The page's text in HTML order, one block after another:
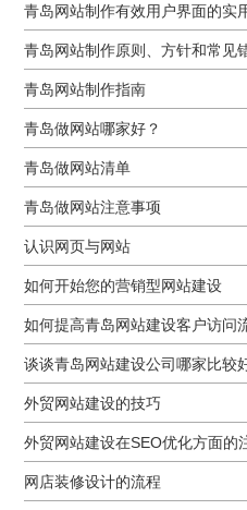
青岛网站制作有效用户界面的实
青岛网站制作原则、方针和常见
青岛网站制作指南
青岛做网站哪家好？
青岛做网站清单
青岛做网站注意事项
认识网页与网站
如何开始您的营销型网站建设
如何提高青岛网站建设客户访问
谈谈青岛网站建设公司哪家比较
外贸网站建设的技巧
外贸网站建设在SEO优化方面的
网店装修设计的流程